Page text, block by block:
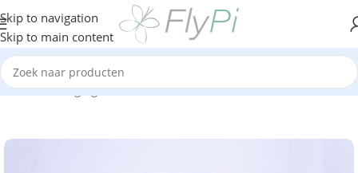
Skip to navigation
Skip to main content
Home/Verzorging/Cosmetica